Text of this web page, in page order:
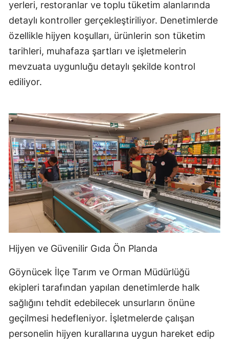
yerleri, restoranlar ve toplu tüketim alanlarında
detaylı kontroller gerçekleştiriliyor. Denetimlerde
özellikle hijyen koşulları, ürünlerin son tüketim
tarihleri, muhafaza şartları ve işletmelerin
mevzuata uygunluğu detaylı şekilde kontrol
ediliyor.
Hijyen ve Güvenilir Gıda Ön Planda
Göynücek İlçe Tarım ve Orman Müdürlüğü
ekipleri tarafından yapılan denetimlerde halk
sağlığını tehdit edebilecek unsurların önüne
geçilmesi hedefleniyor. İşletmelerde çalışan
personelin hijyen kurallarına uygun hareket edip